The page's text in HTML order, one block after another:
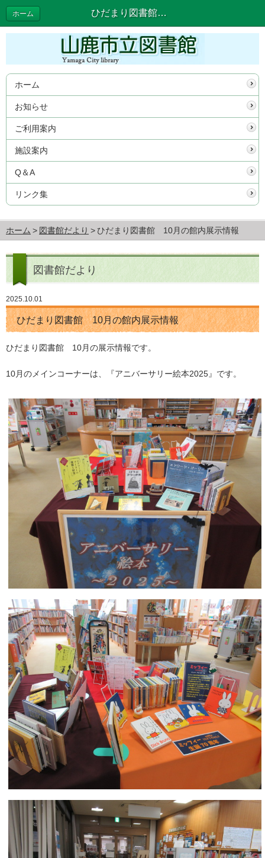
ひだまり図書館 10月の館内展示情報 | 図書館だより
ホーム
ホーム
お知らせ
ご利用案内
施設案内
Q＆A
リンク集
ホーム 図書館だより ひだまり図書館 10月の館内展示情報
図書館だより
2025.10.01
ひだまり図書館 10月の館内展示情報
ひだまり図書館 10月の展示情報です。
10月のメインコーナーは、『アニバーサリー絵本2025』です。